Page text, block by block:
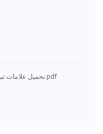
تحميل علامات تبويب الملك جيمس الكتاب المقدس pdf